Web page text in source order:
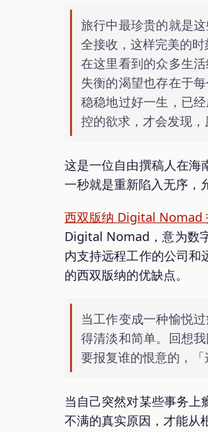
旅行中最珍贵的就是
全接收，这样完美的时
在这里看到的众多生
失衡的渴望也存在于
稳稳地过好一生，已
控的欲求，才会发现，
这是一位自由撰稿人在海
一秒就是重新陷入无序，
西双版纳 Digital
Digital Nomad，意为数
内支持远程工作的公司和
的西双版纳的优缺点。
当工作变成一种愉悦
得清淡和简单。回想
要报复谁的恨意的，「
当自己突然对某些事务上
不满的真实原因，才能从